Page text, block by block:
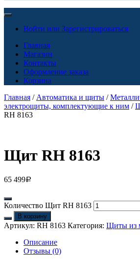
Войти или Зарегистрироваться
Главная
Магазин
Контакты
Оформление заказа
Корзина
Главная / Автоматика и щиты /
электрощиты, комплектующие к ним /
RH 8163
Щит RH 8163
65 499Р
Количество Щит RH 8163
В корзину
Артикул: RH 8163 Категория: Щиты из
Описание
Отзывы (0)